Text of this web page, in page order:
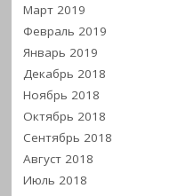
Март 2019
Февраль 2019
Январь 2019
Декабрь 2018
Ноябрь 2018
Октябрь 2018
Сентябрь 2018
Август 2018
Июль 2018